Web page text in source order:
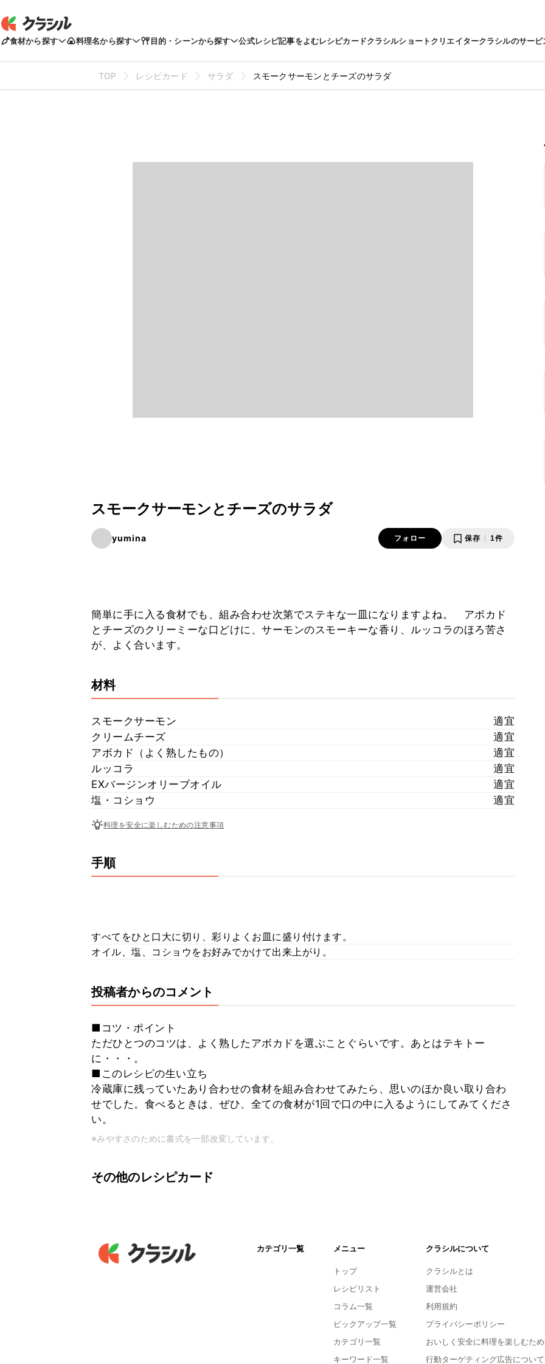
食材から探す 料理名から探す 目的・シーンから探す 公式レシピ記事をよむレシピカードクラシルショートクリエイタークラシルのサービ
TOP レシピカード サラダ スモークサーモンとチーズのサラダ
スモークサーモンとチーズのサラダ
yumina フォロー 保存 1件
簡単に手に入る食材でも、組み合わせ次第でステキな一皿になりますよね。 アボカド
とチーズのクリーミーな口どけに、サーモンのスモーキーな香り、ルッコラのほろ苦さ
が、よく合います。
材料
スモークサーモン
適宜
クリームチーズ
適宜
アボカド（よく熟したもの）
適宜
ルッコラ
適宜
EXバージンオリーブオイル
適宜
塩・コショウ
適宜
料理を安全に楽しむための注意事項
手順
すべてをひと口大に切り、彩りよくお皿に盛り付けます。
オイル、塩、コショウをお好みでかけて出来上がり。
投稿者からのコメント
■コツ・ポイント
ただひとつのコツは、よく熟したアボカドを選ぶことぐらいです。あとはテキトー
に・・・。
■このレシピの生い立ち
冷蔵庫に残っていたあり合わせの食材を組み合わせてみたら、思いのほか良い取り合わ
せでした。食べるときは、ぜひ、全ての食材が1回で口の中に入るようにしてみてくださ
い。
※みやすさのために書式を一部改変しています。
その他のレシピカード
カテゴリ一覧 メニュー
トップ
レシピリスト
コラム一覧
ピックアップ一覧
カテゴリ一覧
キーワード一覧
クラシルについて
クラシルとは
運営会社
利用規約
プライバシーポリシー
おいしく安全に料理を楽しむため
行動ターゲティング広告について